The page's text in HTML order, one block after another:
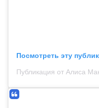
Посмотреть эту